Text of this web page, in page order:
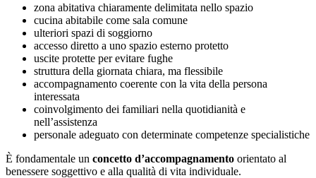
zona abitativa chiaramente delimitata nello spazio
cucina abitabile come sala comune
ulteriori spazi di soggiorno
accesso diretto a uno spazio esterno protetto
uscite protette per evitare fughe
struttura della giornata chiara, ma flessibile
accompagnamento coerente con la vita della persona
interessata
coinvolgimento dei familiari nella quotidianità e
nell’assistenza
personale adeguato con determinate competenze specialistiche
È fondamentale un concetto d’accompagnamento orientato al
benessere soggettivo e alla qualità di vita individuale.